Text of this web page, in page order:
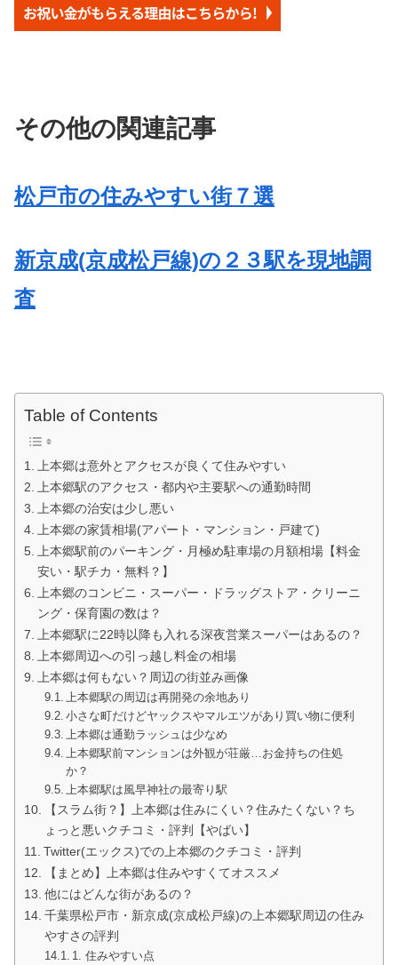
その他の関連記事
松戸市の住みやすい街７選
新京成(京成松戸線)の２３駅を現地調
査
Table of Contents
上本郷は意外とアクセスが良くて住みやすい
上本郷駅のアクセス・都内や主要駅への通勤時間
上本郷の治安は少し悪い
上本郷の家賃相場(アパート・マンション・戸建て)
上本郷駅前のパーキング・月極め駐車場の月額相場【料金
安い・駅チカ・無料？】
上本郷のコンビニ・スーパー・ドラッグストア・クリーニ
ング・保育園の数は？
上本郷駅に22時以降も入れる深夜営業スーパーはあるの？
上本郷周辺への引っ越し料金の相場
上本郷は何もない？周辺の街並み画像
上本郷駅の周辺は再開発の余地あり
小さな町だけどヤックスやマルエツがあり買い物に便利
上本郷は通勤ラッシュは少なめ
上本郷駅前マンションは外観が荘厳…お金持ちの住処
か？
上本郷駅は風早神社の最寄り駅
【スラム街？】上本郷は住みにくい？住みたくない？ち
ょっと悪いクチコミ・評判【やばい】
Twitter(エックス)での上本郷のクチコミ・評判
【まとめ】上本郷は住みやすくてオススメ
他にはどんな街があるの？
千葉県松戸市・新京成(京成松戸線)の上本郷駅周辺の住み
やすさの評判
1. 住みやすい点